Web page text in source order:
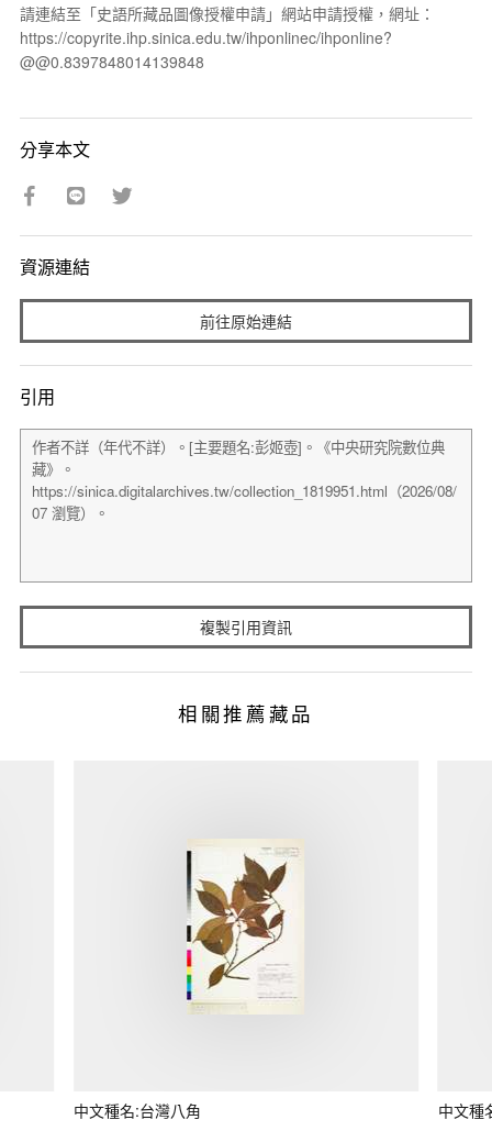
請連結至「史語所藏品圖像授權申請」網站申請授權，網址：
https://copyrite.ihp.sinica.edu.tw/ihponlinec/ihponline?
@@0.8397848014139848
分享本文
資源連結
前往原始連結
引用
複製引用資訊
相關推薦藏品
中文種名:台灣八角 中文種